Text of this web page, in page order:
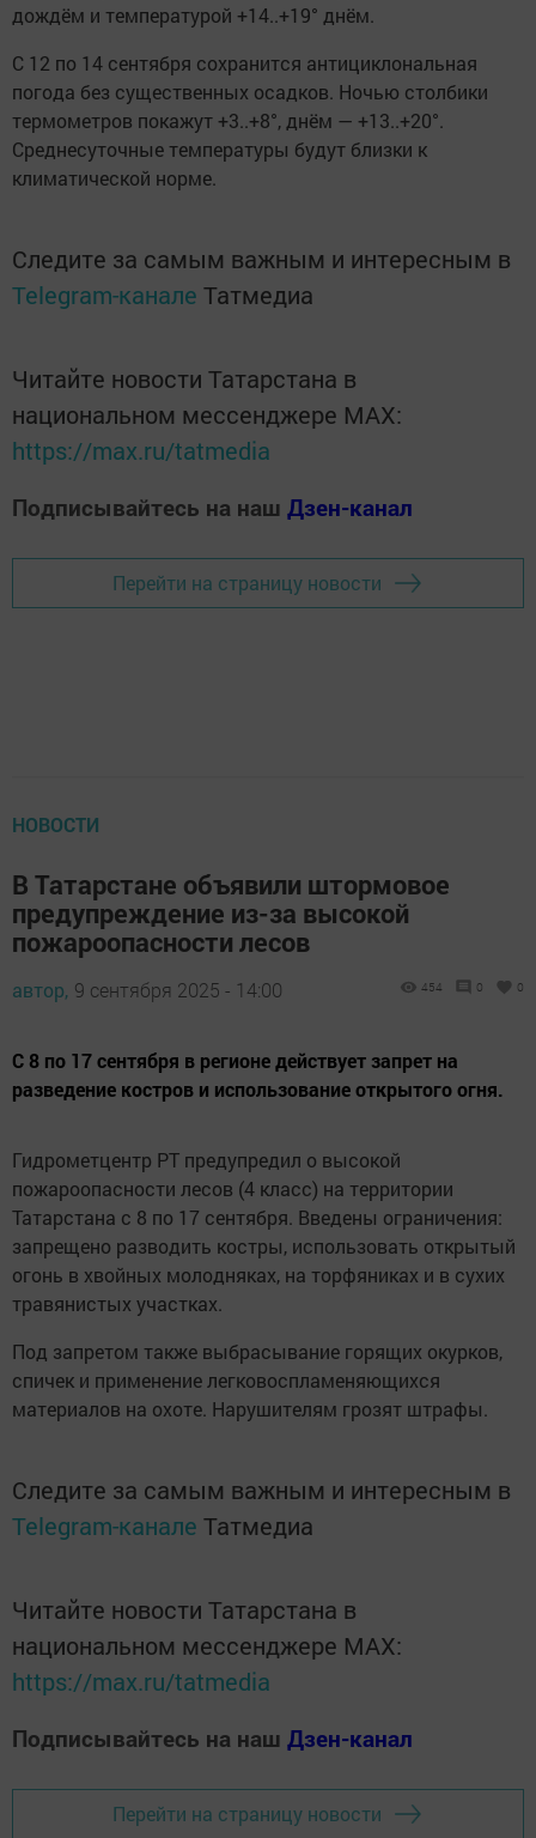
дождём и температурой +14..+19° днём.
С 12 по 14 сентября сохранится антициклональная
погода без существенных осадков. Ночью столбики
термометров покажут +3..+8°, днём — +13..+20°.
Среднесуточные температуры будут близки к
климатической норме.
Следите за самым важным и интересным в
Telegram-канале Татмедиа
Читайте новости Татарстана в
национальном мессенджере MАХ:
https://max.ru/tatmedia
Подписывайтесь на наш Дзен-канал
Перейти на страницу новости
НОВОСТИ
В Татарстане объявили штормовое
предупреждение из-за высокой
пожароопасности лесов
автор, 9 сентября 2025 - 14:00 454 0 0
С 8 по 17 сентября в регионе действует запрет на
разведение костров и использование открытого огня.
Гидрометцентр РТ предупредил о высокой
пожароопасности лесов (4 класс) на территории
Татарстана с 8 по 17 сентября. Введены ограничения:
запрещено разводить костры, использовать открытый
огонь в хвойных молодняках, на торфяниках и в сухих
травянистых участках.
Под запретом также выбрасывание горящих окурков,
спичек и применение легковоспламеняющихся
материалов на охоте. Нарушителям грозят штрафы.
Следите за самым важным и интересным в
Telegram-канале Татмедиа
Читайте новости Татарстана в
национальном мессенджере MАХ:
https://max.ru/tatmedia
Подписывайтесь на наш Дзен-канал
Перейти на страницу новости